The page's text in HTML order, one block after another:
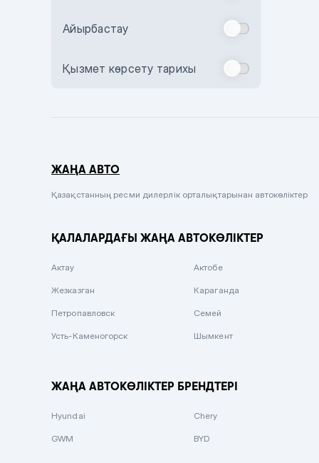
Бежевый
Комбинированный
Сиреневый металлик
Вишневый
Айырбастау
Қызмет көрсету тарихы
ЖАҢА АВТО
Қазақстанның ресми дилерлік орталықтарынан автокөліктер
ҚАЛАЛАРДАҒЫ ЖАҢА АВТОКӨЛІКТЕР
Актау Актобе
Жезказган Караганда
Петропавловск Семей
Усть-Каменогорск Шымкент
ЖАҢА АВТОКӨЛІКТЕР БРЕНДТЕРІ
Hyundai Chery
GWM BYD